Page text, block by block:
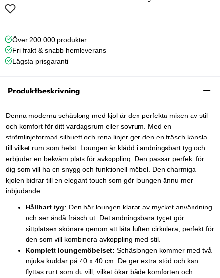
Över 200 000 produkter
Fri frakt & snabb hemleverans
Lägsta prisgaranti
Produktbeskrivning
Denna moderna schäslong med kjol är den perfekta mixen av stil
och komfort för ditt vardagsrum eller sovrum. Med en
strömlinjeformad silhuett och rena linjer ger den en fräsch känsla
till vilket rum som helst. Loungen är klädd i andningsbart tyg och
erbjuder en bekväm plats för avkoppling. Den passar perfekt för
dig som vill ha en snygg och funktionell möbel. Den charmiga
kjolen bidrar till en elegant touch som gör loungen ännu mer
inbjudande.
Hållbart tyg: Den här loungen klarar av mycket användning
och ser ändå fräsch ut. Det andningsbara tyget gör
sittplatsen skönare genom att låta luften cirkulera, perfekt för
den som vill kombinera avkoppling med stil.
Komplett loungemöbelset: Schäslongen kommer med två
mjuka kuddar på 40 x 40 cm. De ger extra stöd och kan
flyttas runt som du vill, vilket ökar både komforten och